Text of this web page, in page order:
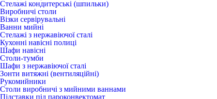
Стелажі кондитерські (шпильки)
Виробничі столи
Візки сервірувальні
Ванни мийні
Стелажі з нержавіючої сталі
Кухонні навісні полиці
Шафи навісні
Столи-тумби
Шафи з нержавіючої сталі
Зонти витяжні (вентиляційні)
Рукомийники
Столи виробничі з мийними ваннами
Підставки під пароконвектомат